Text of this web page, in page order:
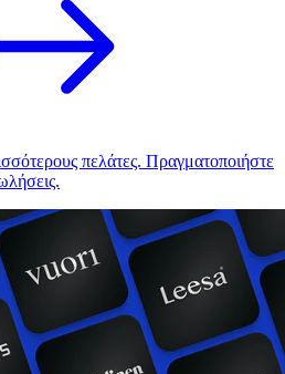
πελάτες. Πραγματοποιήστε